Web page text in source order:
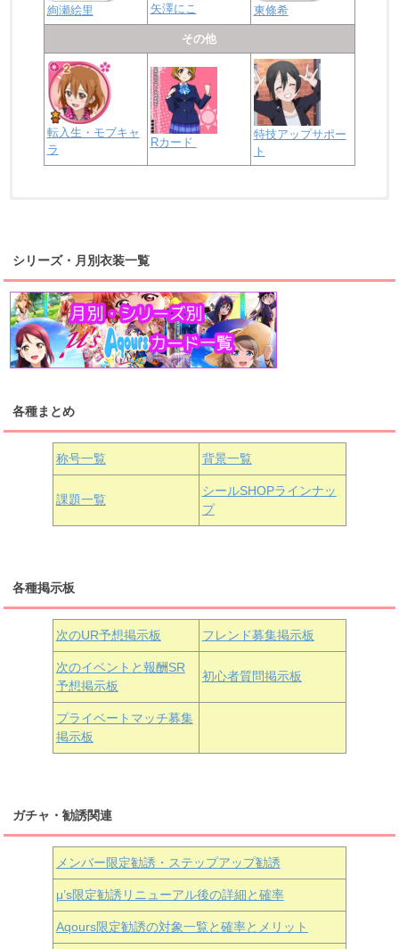
絢瀬絵里 矢澤にこ 東條希
その他
転入生・モブキャ
ラ
Rカード
特技アップサポー
ト
桜内梨子 高海千歌 渡辺曜
浦の星女学院1年生
津島善子 黒澤ルビィ
浦の星女学院3年生
黒澤ダイヤ
上原歩夢 宮下愛 優木せつ菜
虹ヶ咲学園1年生
中須かすみ 天王寺璃奈
朝香果林 近江彼方 エマ・ヴェルデ
シリーズ・月別衣装一覧
各種まとめ
称号一覧 背景一覧
課題一覧
シールSHOPラインナッ
プ
各種掲示板
次のUR予想掲示板 フレンド募集掲示板
次のイベントと報酬SR
予想掲示板
初心者質問掲示板
プライベートマッチ募集
掲示板
ガチャ・勧誘関連
メンバー限定勧誘・ステップアップ勧誘
μ’s限定勧誘リニューアル後の詳細と確率
Aqours限定勧誘の対象一覧と確率とメリット